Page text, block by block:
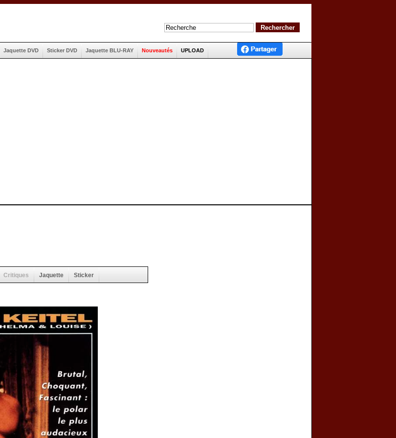
Jaquette DVD Sticker DVD Jaquette BLU-RAY Nouveautés UPLOAD
Critiques Jaquette Sticker